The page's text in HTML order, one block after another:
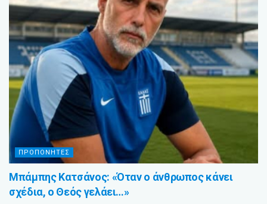
ΠΡΟΠΟΝΗΤΕΣ
Μπάμπης Κατσάνος: «Όταν ο άνθρωπος κάνει
σχέδια, ο Θεός γελάει…»